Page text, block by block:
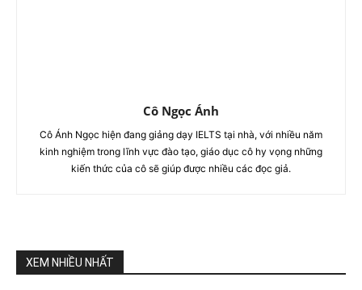
Cô Ngọc Ánh
Cô Ánh Ngọc hiện đang giảng dạy IELTS tại nhà, với nhiều năm
kinh nghiệm trong lĩnh vực đào tạo, giáo dục cô hy vọng những
kiến thức của cô sẽ giúp được nhiều các đọc giả.
XEM NHIỀU NHẤT